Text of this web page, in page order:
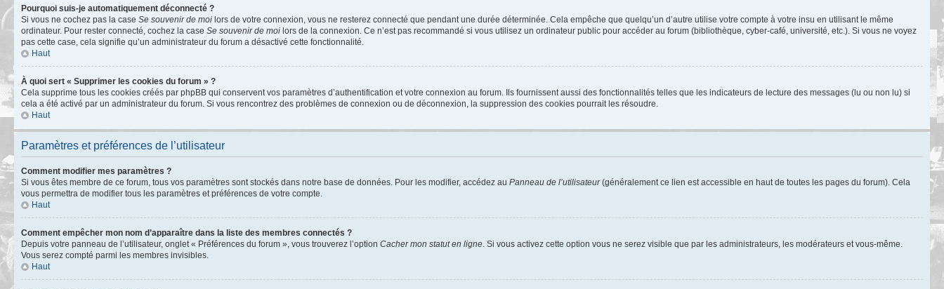
Pourquoi suis-je automatiquement déconnecté ?
Si vous ne cochez pas la case Se souvenir de moi lors de votre connexion, vous ne resterez connecté que pendant une durée déterminée. Cela empêche que quelqu’un d’autre utilise votre compte à votre insu en utilisant le même
ordinateur. Pour rester connecté, cochez la case Se souvenir de moi lors de la connexion. Ce n’est pas recommandé si vous utilisez un ordinateur public pour accéder au forum (bibliothèque, cyber-café, université, etc.). Si vous ne voyez
pas cette case, cela signifie qu’un administrateur du forum a désactivé cette fonctionnalité.
Haut
À quoi sert « Supprimer les cookies du forum » ?
Cela supprime tous les cookies créés par phpBB qui conservent vos paramètres d’authentification et votre connexion au forum. Ils fournissent aussi des fonctionnalités telles que les indicateurs de lecture des messages (lu ou non lu) si
cela a été activé par un administrateur du forum. Si vous rencontrez des problèmes de connexion ou de déconnexion, la suppression des cookies pourrait les résoudre.
Haut
Paramètres et préférences de l’utilisateur
Comment modifier mes paramètres ?
Si vous êtes membre de ce forum, tous vos paramètres sont stockés dans notre base de données. Pour les modifier, accédez au Panneau de l’utilisateur(généralement ce lien est accessible en haut de toutes les pages du forum). Cela
vous permettra de modifier tous les paramètres et préférences de votre compte.
Haut
Comment empêcher mon nom d’apparaître dans la liste des membres connectés ?
Depuis votre panneau de l’utilisateur, onglet « Préférences du forum », vous trouverez l’option Cacher mon statut en ligne. Si vous activez cette option vous ne serez visible que par les administrateurs, les modérateurs et vous-même.
Vous serez compté parmi les membres invisibles.
Haut